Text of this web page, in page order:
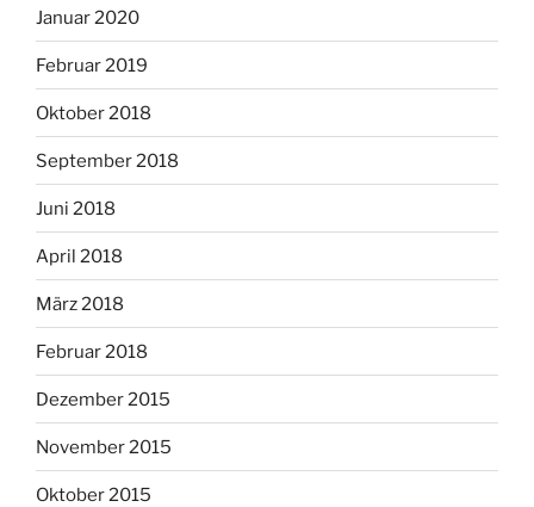
Januar 2020
Februar 2019
Oktober 2018
September 2018
Juni 2018
April 2018
März 2018
Februar 2018
Dezember 2015
November 2015
Oktober 2015